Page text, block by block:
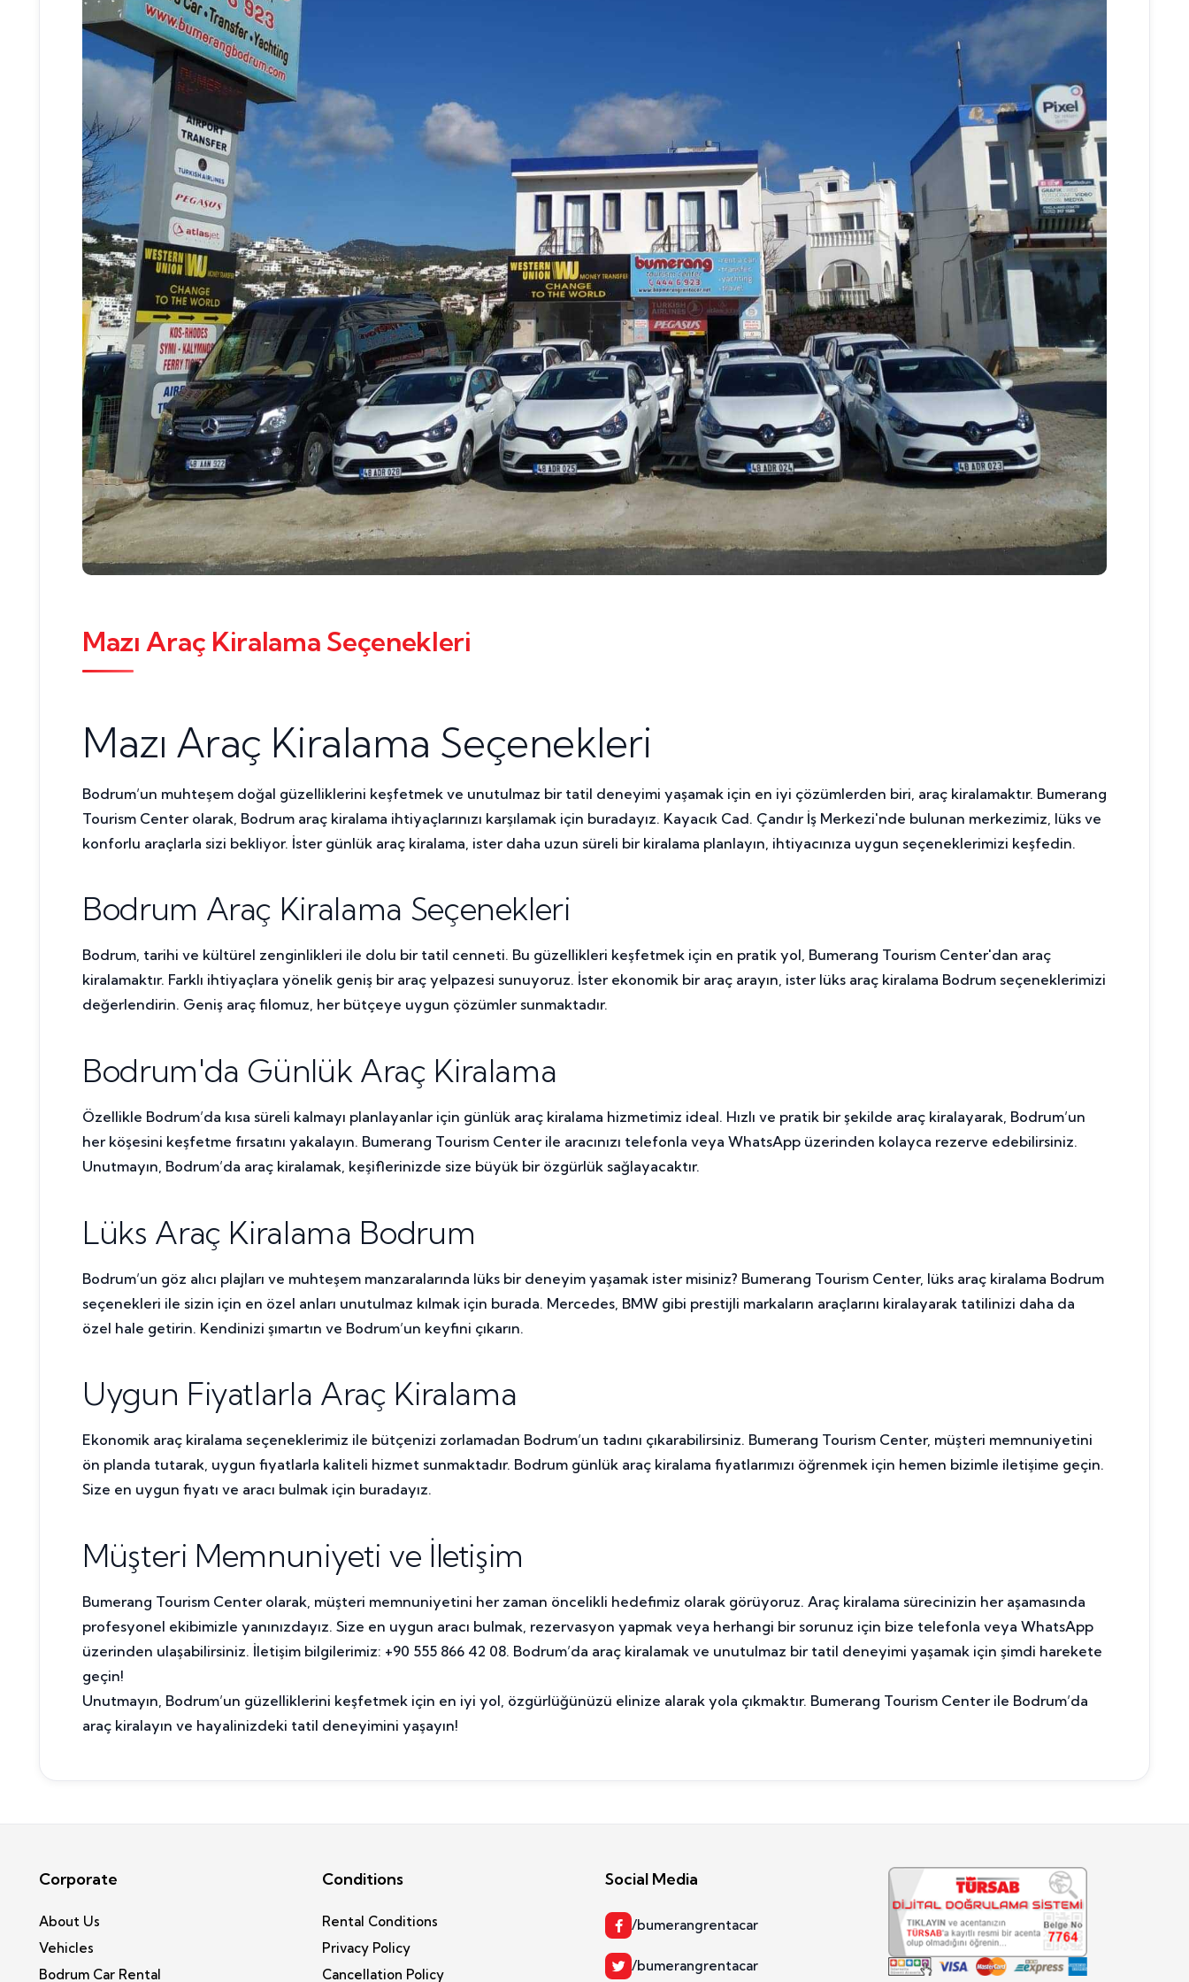
Mazı Araç Kiralama Seçenekleri
Mazı Araç Kiralama Seçenekleri
Bodrum’un muhteşem doğal güzelliklerini keşfetmek ve unutulmaz bir tatil deneyimi yaşamak için en iyi çözümlerden biri, araç kiralamaktır. Bumerang
Tourism Center olarak, Bodrum araç kiralama ihtiyaçlarınızı karşılamak için buradayız. Kayacık Cad. Çandır İş Merkezi'nde bulunan merkezimiz, lüks ve
konforlu araçlarla sizi bekliyor. İster günlük araç kiralama, ister daha uzun süreli bir kiralama planlayın, ihtiyacınıza uygun seçeneklerimizi keşfedin.
Bodrum Araç Kiralama Seçenekleri
Bodrum, tarihi ve kültürel zenginlikleri ile dolu bir tatil cenneti. Bu güzellikleri keşfetmek için en pratik yol, Bumerang Tourism Center'dan araç
kiralamaktır. Farklı ihtiyaçlara yönelik geniş bir araç yelpazesi sunuyoruz. İster ekonomik bir araç arayın, ister lüks araç kiralama Bodrum seçeneklerimizi
değerlendirin. Geniş araç filomuz, her bütçeye uygun çözümler sunmaktadır.
Bodrum'da Günlük Araç Kiralama
Özellikle Bodrum’da kısa süreli kalmayı planlayanlar için günlük araç kiralama hizmetimiz ideal. Hızlı ve pratik bir şekilde araç kiralayarak, Bodrum’un
her köşesini keşfetme fırsatını yakalayın. Bumerang Tourism Center ile aracınızı telefonla veya WhatsApp üzerinden kolayca rezerve edebilirsiniz.
Unutmayın, Bodrum’da araç kiralamak, keşiflerinizde size büyük bir özgürlük sağlayacaktır.
Lüks Araç Kiralama Bodrum
Bodrum’un göz alıcı plajları ve muhteşem manzaralarında lüks bir deneyim yaşamak ister misiniz? Bumerang Tourism Center, lüks araç kiralama Bodrum
seçenekleri ile sizin için en özel anları unutulmaz kılmak için burada. Mercedes, BMW gibi prestijli markaların araçlarını kiralayarak tatilinizi daha da
özel hale getirin. Kendinizi şımartın ve Bodrum’un keyfini çıkarın.
Uygun Fiyatlarla Araç Kiralama
Ekonomik araç kiralama seçeneklerimiz ile bütçenizi zorlamadan Bodrum’un tadını çıkarabilirsiniz. Bumerang Tourism Center, müşteri memnuniyetini
ön planda tutarak, uygun fiyatlarla kaliteli hizmet sunmaktadır. Bodrum günlük araç kiralama fiyatlarımızı öğrenmek için hemen bizimle iletişime geçin.
Size en uygun fiyatı ve aracı bulmak için buradayız.
Müşteri Memnuniyeti ve İletişim
Bumerang Tourism Center olarak, müşteri memnuniyetini her zaman öncelikli hedefimiz olarak görüyoruz. Araç kiralama sürecinizin her aşamasında
profesyonel ekibimizle yanınızdayız. Size en uygun aracı bulmak, rezervasyon yapmak veya herhangi bir sorunuz için bize telefonla veya WhatsApp
üzerinden ulaşabilirsiniz. İletişim bilgilerimiz: +90 555 866 42 08. Bodrum’da araç kiralamak ve unutulmaz bir tatil deneyimi yaşamak için şimdi harekete
geçin!
Unutmayın, Bodrum’un güzelliklerini keşfetmek için en iyi yol, özgürlüğünüzü elinize alarak yola çıkmaktır. Bumerang Tourism Center ile Bodrum’da
araç kiralayın ve hayalinizdeki tatil deneyimini yaşayın!
Corporate
About Us
Vehicles
Bodrum Car Rental
Conditions
Rental Conditions
Privacy Policy
Cancellation Policy
Social Media
/bumerangrentacar
/bumerangrentacar